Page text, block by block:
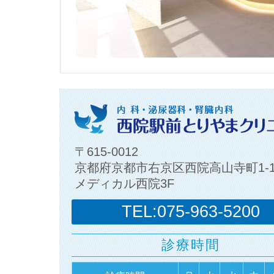
〒615-0012
京都府京都市右京区西院高山寺町1-
メディカル西院3F
TEL:075-963-5200
診療時間